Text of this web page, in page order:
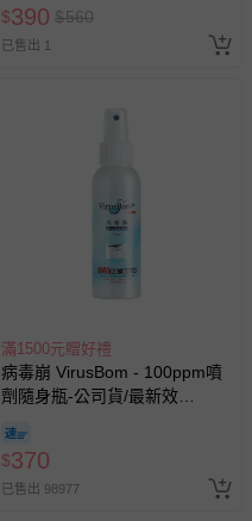
$390 $560
已售出 1
滿1500元贈好禮
病毒崩 VirusBom - 100ppm噴
劑隨身瓶-公司貨/最新效
$370
已售出 98977